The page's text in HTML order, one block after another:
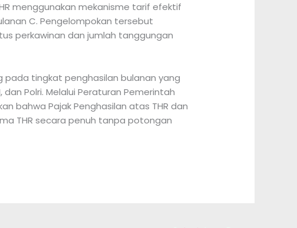
menggunakan mekanisme tarif efektif
C. Pengelompokan tersebut
perkawinan dan jumlah tanggungan
pada tingkat penghasilan bulanan yang
Polri. Melalui Peraturan Pemerintah
bahwa Pajak Penghasilan atas THR dan
THR secara penuh tanpa potongan